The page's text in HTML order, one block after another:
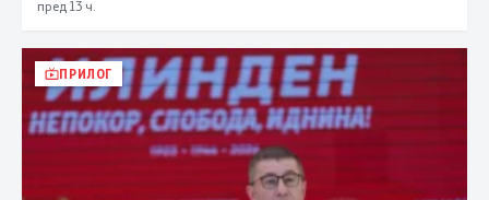
пред 13 ч.
ПРИЛОГ